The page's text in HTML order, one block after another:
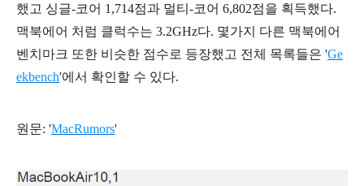
했고 싱글-코어 1,714점과 멀티-코어 6,802점을 획득했다.
맥북에어 처럼 클럭수는 3.2GHz다. 몇가지 다른 맥북에어
벤치마크 또한 비슷한 점수로 등장했고 전체 목록들은 'Ge
ekbench'에서 확인할 수 있다.
원문: 'MacRumors'